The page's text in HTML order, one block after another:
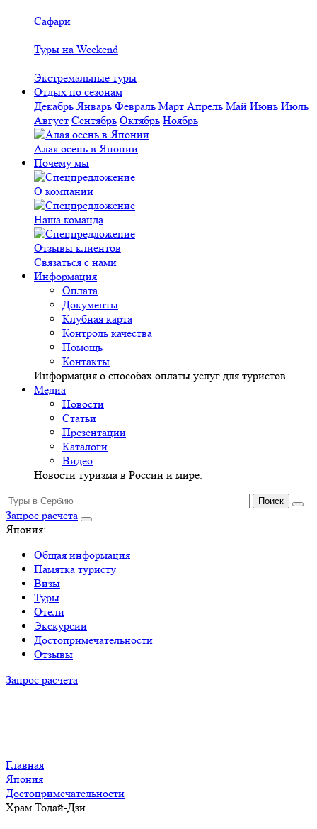
Сафари
Туры на Weekend
Экстремальные туры
Отдых по сезонам
Декабрь Январь Февраль Март Апрель Май Июнь Июль
Август Сентябрь Октябрь Ноябрь
Алая осень в Японии
Почему мы
О компании
Наша команда
Отзывы клиентов
Связаться с нами
Информация
Оплата
Документы
Клубная карта
Контроль качества
Помощь
Контакты
Информация о способах оплаты услуг для туристов.
Медиа
Новости
Статьи
Презентации
Каталоги
Видео
Новости туризма в России и мире.
Запрос расчета
Япония:
Общая информация
Памятка туристу
Визы
Туры
Отели
Экскурсии
Достопримечательности
Отзывы
Запрос расчета
Главная
Япония
Достопримечательности
Храм Тодай-Дзи